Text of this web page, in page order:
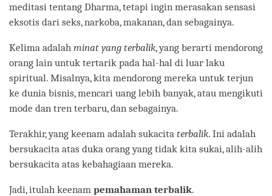
meditasi tentang Dharma, tetapi ingin merasakan sensasi
eksotis dari seks, narkoba, makanan, dan sebagainya.
Kelima adalah minat yang terbalik, yang berarti mendorong
orang lain untuk tertarik pada hal-hal di luar laku
spiritual. Misalnya, kita mendorong mereka untuk terjun
ke dunia bisnis, mencari uang lebih banyak, atau mengikuti
mode dan tren terbaru, dan sebagainya.
Terakhir, yang keenam adalah sukacita terbalik. Ini adalah
bersukacita atas duka orang yang tidak kita sukai, alih-alih
bersukacita atas kebahagiaan mereka.
Jadi, itulah keenam pemahaman terbalik.